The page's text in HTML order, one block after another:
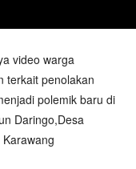
video warga
terkait penolakan
polemik baru di
Daringo,Desa